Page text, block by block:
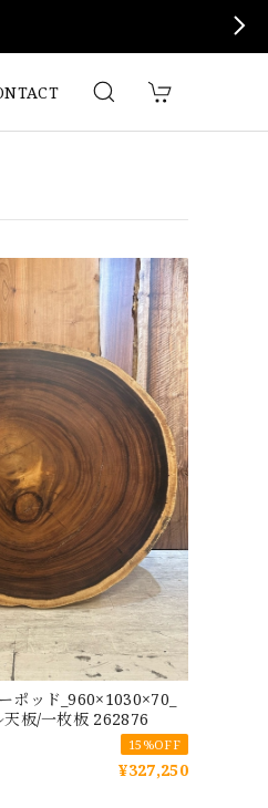
ポッド_960×1030×70_
板/一枚板 262876
15%OFF
¥327,250